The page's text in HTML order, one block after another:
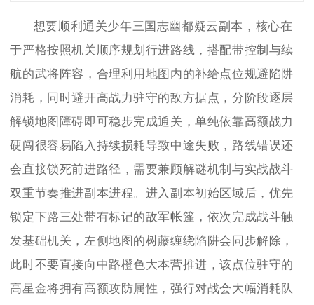
想要顺利通关少年三国志幽都疑云副本，核心在
于严格按照机关顺序规划行进路线，搭配带控制与续
航的武将阵容，合理利用地图内的补给点位规避陷阱
消耗，同时避开高战力驻守的敌方据点，分阶段逐层
解锁地图障碍即可稳步完成通关，单纯依靠高额战力
硬闯很容易陷入持续损耗导致中途失败，路线错误还
会直接锁死前进路径，需要兼顾解谜机制与实战战斗
双重节奏推进副本进程。进入副本初始区域后，优先
锁定下路三处带有标记的敌军帐篷，依次完成战斗触
发基础机关，左侧地图的树藤缠绕陷阱会同步解除，
此时不要直接向中路橙色大本营推进，该点位驻守的
高星金将拥有高额攻防属性，强行对战会大幅消耗队